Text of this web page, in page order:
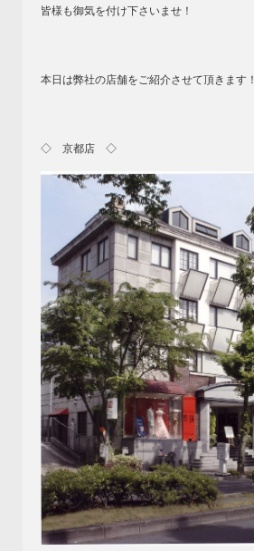
皆様も御気を付け下さいませ！
本日は弊社の店舗をご紹介させて頂きます！
◇ 京都店 ◇